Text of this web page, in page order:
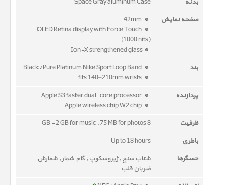
بدنه
Space Gray aluminum Case
صفحه نمایش
OLED Retina display with Force Touch
(1000 nits)
Ion-X strengthened glass
بند
پردازنده
ظرفیت
8 GB - 2 GB for music , 75 MB for photos
باطری
Up to 18 hours
حسگرها
شتاب سنج , ژیروسکوپ , گام شمار , شمارش
ضربان قلب